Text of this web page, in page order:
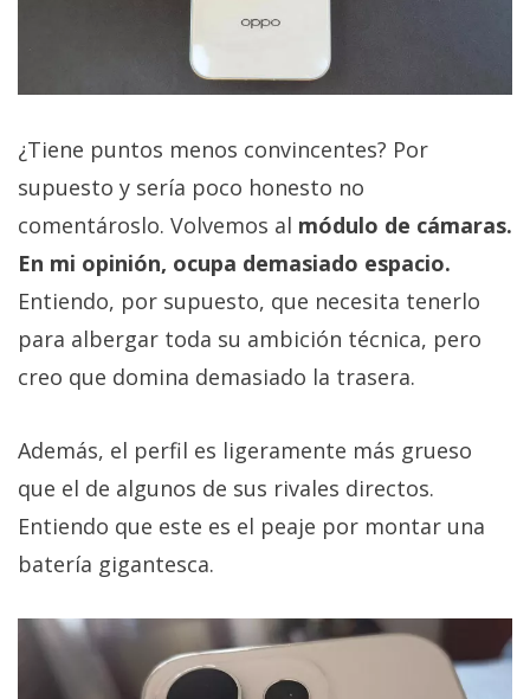
¿Tiene puntos menos convincentes? Por
supuesto y sería poco honesto no
comentároslo. Volvemos al módulo de cámaras.
En mi opinión, ocupa demasiado espacio.
Entiendo, por supuesto, que necesita tenerlo
para albergar toda su ambición técnica, pero
creo que domina demasiado la trasera.
Además, el perfil es ligeramente más grueso
que el de algunos de sus rivales directos.
Entiendo que este es el peaje por montar una
batería gigantesca.